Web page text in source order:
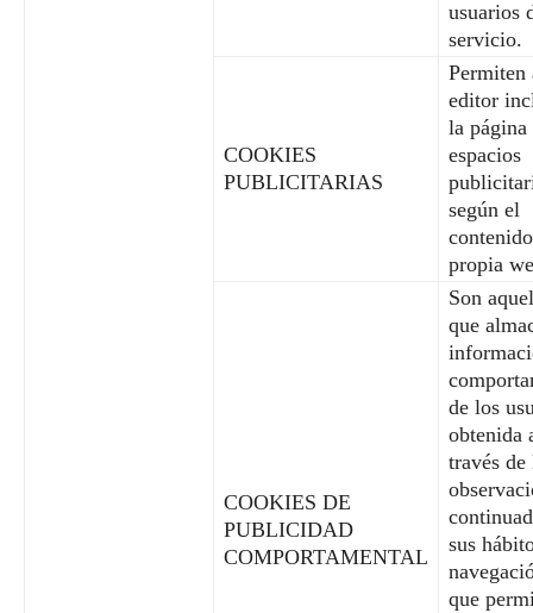
usuarios
servicio.
COOKIES
PUBLICITARIAS
Permiten
editor
la página
espacios
según el
propia
COOKIES DE
PUBLICIDAD
COMPORTAMENTAL
Son
que
de los
obtenida
través de
sus
que